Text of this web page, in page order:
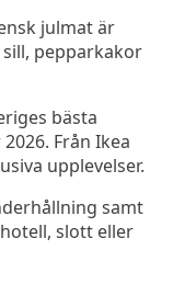
julmat är
pepparkakor
bästa
Från Ikea
upplevelser.
samt
slott eller